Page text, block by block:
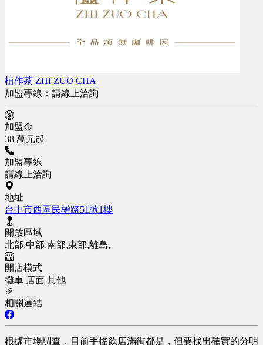
植作茶 ZHI ZUO CHA
加盟專線： 請線上洽詢
加盟金
38 萬元起
加盟專線
請線上洽詢
地址
台中市西區民權路51號1樓
開放區域
北部,中部,南部,東部,離島,
開店模式
攤車 店面 其他
相關連結
根據市場調查，目前手搖飲店滿街都是，但要找出確實的分明